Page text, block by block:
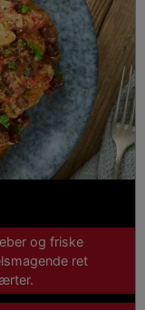
og friske
ret